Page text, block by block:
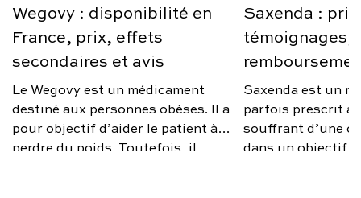
Wegovy : disponibilité en
France, prix, effets
secondaires et avis
Le Wegovy est un médicament
destiné aux personnes obèses. Il a
pour objectif d’aider le patient à
perdre du poids. Toutefois, il
Saxenda :
témoignages,
Saxenda est un
parfois prescrit
souffrant d’une
dans un objectif